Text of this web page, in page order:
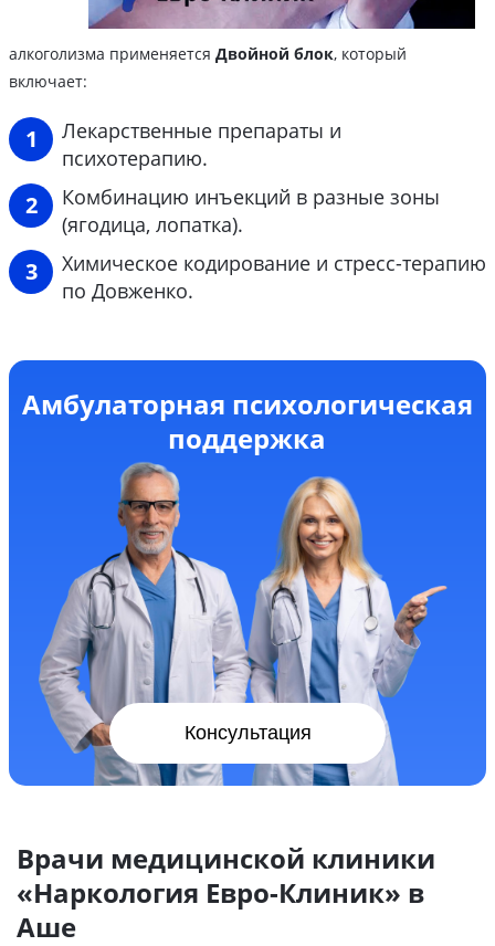
алкоголизма применяется Двойной блок, который
включает:
Лекарственные препараты и
психотерапию.
Комбинацию инъекций в разные зоны
(ягодица, лопатка).
Химическое кодирование и стресс-терапию
по Довженко.
Амбулаторная психологическая
поддержка
Консультация
Врачи медицинской клиники
«Наркология Евро-Клиник» в
Аше